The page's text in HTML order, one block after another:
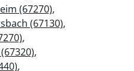
(67270),
(67130),
,
,
,